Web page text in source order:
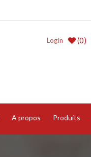
(0)
LogIn
A propos Produits